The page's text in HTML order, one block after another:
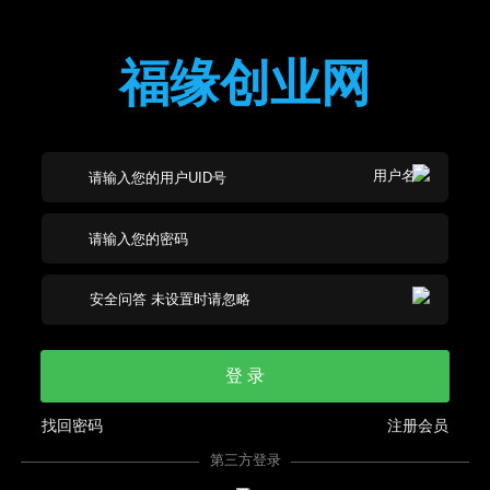
福缘创业网
登 录
注册会员
找回密码
第三方登录